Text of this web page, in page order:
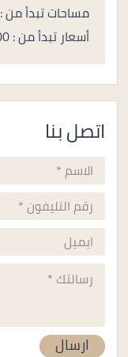
مساحات تبدأ من : 71 متر
أسعار تبدأ من : 3,280,000 جنية
اتصل بنا